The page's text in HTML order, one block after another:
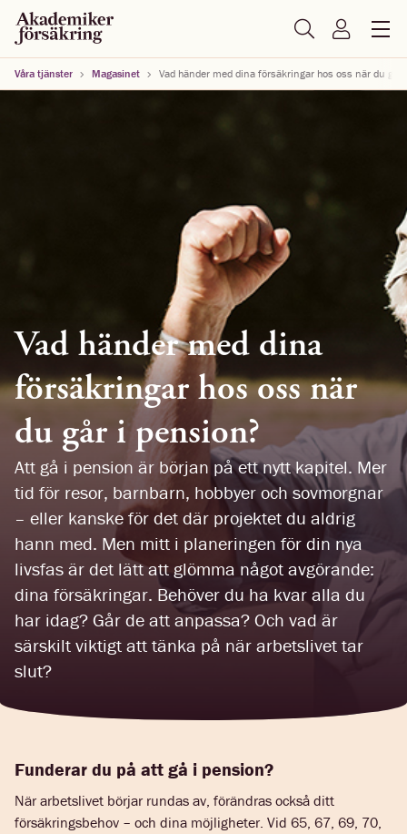
Våra tjänster Magasinet Vad händer med dina försäkringar hos oss när du går
Vad händer med dina
försäkringar hos oss när
du går i pension?
Att gå i pension är början på ett nytt kapitel. Mer
tid för resor, barnbarn, hobbyer och sovmorgnar
– eller kanske för det där projektet du aldrig
hann med. Men mitt i planeringen för din nya
livsfas är det lätt att glömma något avgörande:
dina försäkringar. Behöver du ha kvar alla du
har idag? Går de att anpassa? Och vad är
särskilt viktigt att tänka på när arbetslivet tar
slut?
Funderar du på att gå i pension?
När arbetslivet börjar rundas av, förändras också ditt
försäkringsbehov – och dina möjligheter. Vid 65, 67, 69, 70,